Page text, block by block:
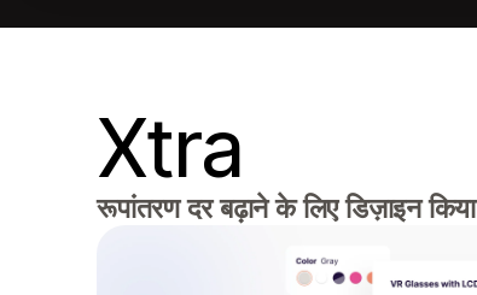
Xtra
रूपांतरण दर बढ़ाने के लिए डिज़ाइन